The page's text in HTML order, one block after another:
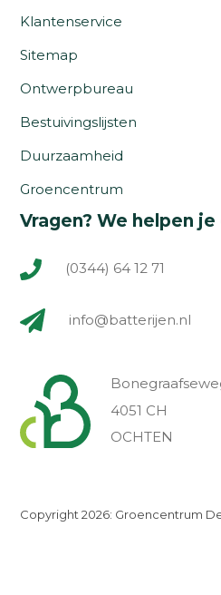
Klantenservice
Sitemap
Ontwerpbureau
Bestuivingslijsten
Duurzaamheid
Groencentrum
Vragen? We helpen je
(0344) 64 12 71
info@batterijen.nl
4051 CH
OCHTEN
Copyright 2026: Groencentrum